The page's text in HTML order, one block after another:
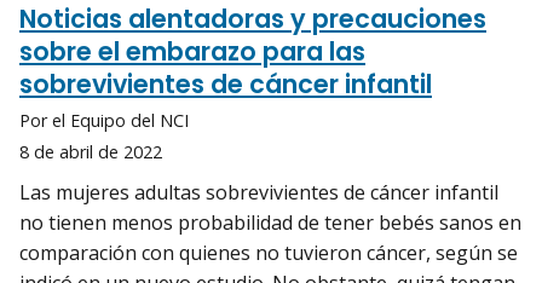
Noticias alentadoras y precauciones
sobre el embarazo para las
sobrevivientes de cáncer infantil
Por el Equipo del NCI
8 de abril de 2022
Las mujeres adultas sobrevivientes de cáncer infantil
no tienen menos probabilidad de tener bebés sanos en
comparación con quienes no tuvieron cáncer, según se